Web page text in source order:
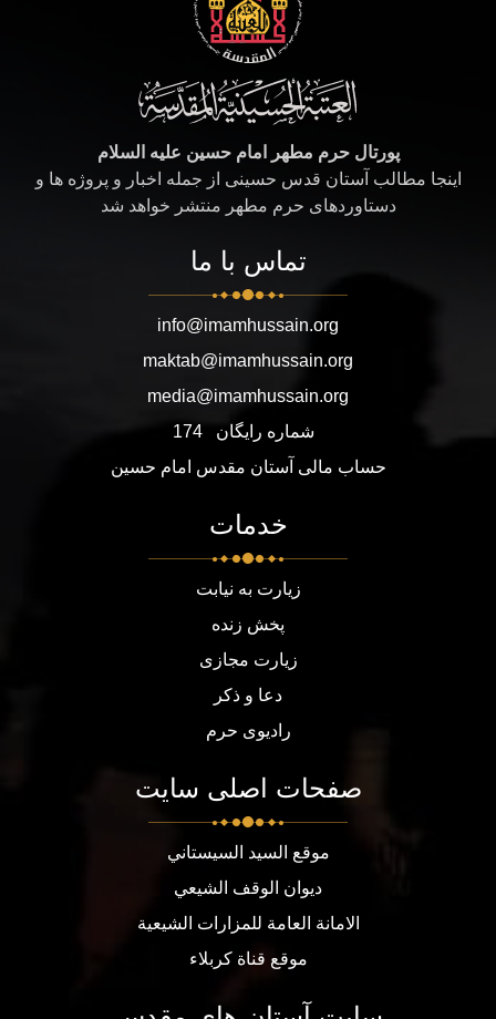
پورتال حرم مطهر امام حسین علیه السلام
اینجا مطالب آستان قدس حسینی از جمله اخبار و پروژه ها و
دستاوردهای حرم مطهر منتشر خواهد شد
تماس با ما
info@imamhussain.org
maktab@imamhussain.org
media@imamhussain.org
شماره رایگان
174
حساب مالی آستان مقدس امام حسین
خدمات
زیارت به نیابت
پخش زنده
زیارت مجازی
دعا و ذکر
رادیوی حرم
صفحات اصلی سایت
موقع السيد السيستاني
ديوان الوقف الشيعي
الامانة العامة للمزارات الشيعية
موقع قناة كربلاء